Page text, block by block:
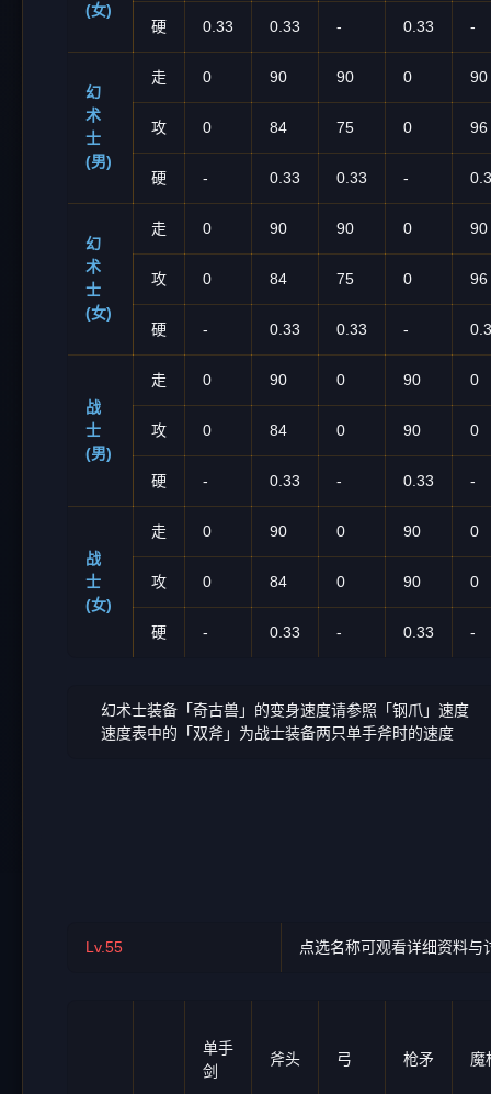
(女)
硬 0.33 0.33 - 0.33 -
幻
术
士
(男)
走 0 90 90 0 90
攻 0 84 75 0 96
硬 - 0.33 0.33 -
幻
术
士
(女)
走 0 90 90 0 90
攻 0 84 75 0 96
硬 - 0.33 0.33 -
战
士
(男)
走 0 90 0 90 0
攻 0 84 0 90 0
硬 - 0.33 - 0.33 -
战
士
(女)
走 0 90 0 90 0
攻 0 84 0 90 0
硬 - 0.33 - 0.33 -
幻术士装备「奇古兽」的变身速度请参照「钢爪」速度
速度表中的「双斧」为战士装备两只单手斧时的速度
Lv.55 点选名称可观看详细资料与
单手
剑
斧头 弓 枪矛 魔